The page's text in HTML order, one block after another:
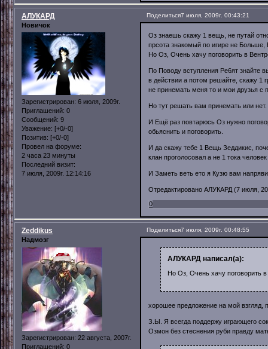
Поделиться7 июля, 2009г. 00:43:21
АЛУКАРД
Новичок
Зарегистрирован: 6 июля, 2009г.
Приглашений: 0
Сообщений: 9
Уважение: [+0/-0]
Позитив: [+0/-0]
Провел на форуме:
2 часа 23 минуты
Последний визит:
7 июля, 2009г. 12:14:16
Оз знаешь скажу 1 вещь, не путай
прсота знакомый по игире не Больше,
Но Оз, Очень хачу поговорить в
По Поводу вступления Ре6ят знайте
в действии а потом решайте, скажу 1
не принемать меня то и мои друзья с
Но тут решать вам принемать или нет.
И Ещё раз повтарюсь Оз нужно
обьяснить и поговорить.
И да скажу тебе 1 Вещь Зеддикис,
клан проголосовал а не 1 тока человек
И Заметь веть ето я Кузю вам
Отредактировано АЛУКАРД (7 июля,
0
Поделиться7 июля, 2009г. 00:48:55
Zeddikus
Надмозг
Зарегистрирован: 22 августа, 2007г.
Приглашений: 0
АЛУКАРД написал(а):
Но Оз, Очень хачу поговорить
хорошее предложение на мой взгляд,
З.Ы. Я всегда поддержу играющего
Озмон без стеснения руби правду